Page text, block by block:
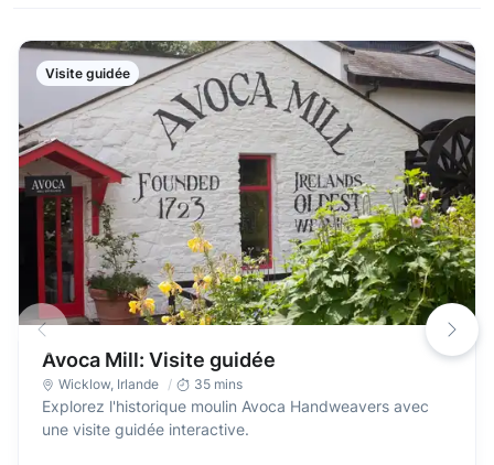
Visite guidée
Avoca Mill: Visite guidée
Wicklow, Irlande 35 mins
Explorez l'historique moulin Avoca Handweavers avec
une visite guidée interactive.